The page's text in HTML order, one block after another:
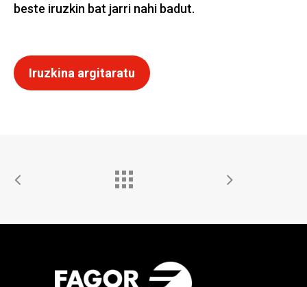
beste iruzkin bat jarri nahi badut.